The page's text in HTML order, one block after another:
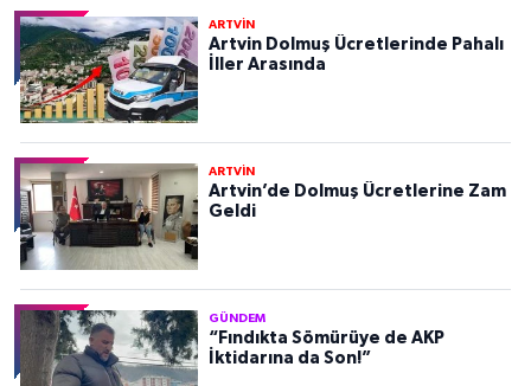
ARTVİN
Artvin Dolmuş Ücretlerinde Pahalı
İller Arasında
ARTVİN
Artvin’de Dolmuş Ücretlerine Zam
Geldi
GÜNDEM
“Fındıkta Sömürüye de AKP
İktidarına da Son!”